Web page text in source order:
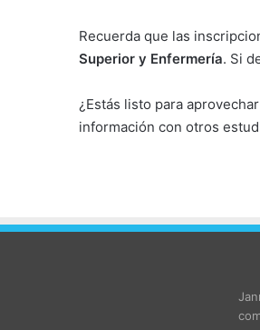
Recuerda que las
Superior y Enfermería. Si
¿Estás listo para
información con otros